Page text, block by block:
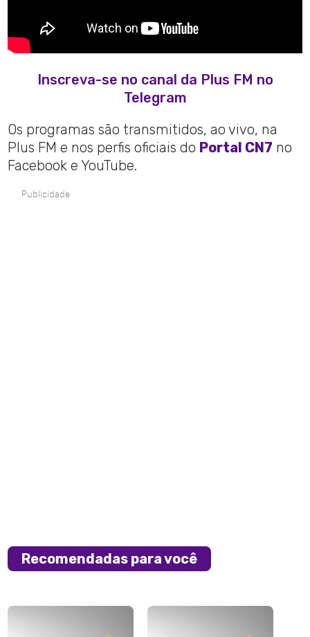
Inscreva-se no canal da Plus FM no
Telegram
Os programas são transmitidos, ao vivo, na
Plus FM e nos perfis oficiais do Portal CN7 no
Facebook e YouTube.
Publicidade
Recomendadas para você